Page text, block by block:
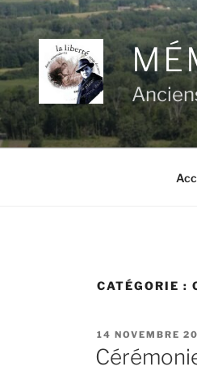
Aller
au
contenu
principal
CATÉGORIE :
PUBLIÉ
LE
14 NOVEMBRE